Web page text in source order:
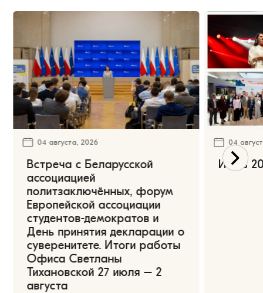
04 августа, 2026
Встреча с Беларусской
ассоциацией
политзаключённых, форум
Европейской ассоциации
студентов-демократов и
День принятия декларации о
суверенитете. Итоги работы
Офиса Светланы
Тихановской 27 июля – 2
августа
04
Июль